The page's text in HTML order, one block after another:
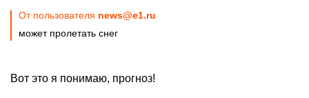
От пользователя news@e1.ru
может пролетать снег
Вот это я понимаю, прогноз!